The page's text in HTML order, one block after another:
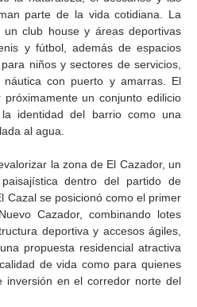
parte de la vida cotidiana. La
club house y áreas deportivas
y fútbol, además de espacios
niños y sectores de servicios,
con puerto y amarras. El
un conjunto edilicio
identidad del barrio como una
al agua.
la zona de El Cazador, un
dentro del partido de
Cazal se posicionó como el primer
Cazador, combinando lotes
deportiva y accesos ágiles,
propuesta residencial atractiva
de vida como para quienes
inversión en el corredor norte del